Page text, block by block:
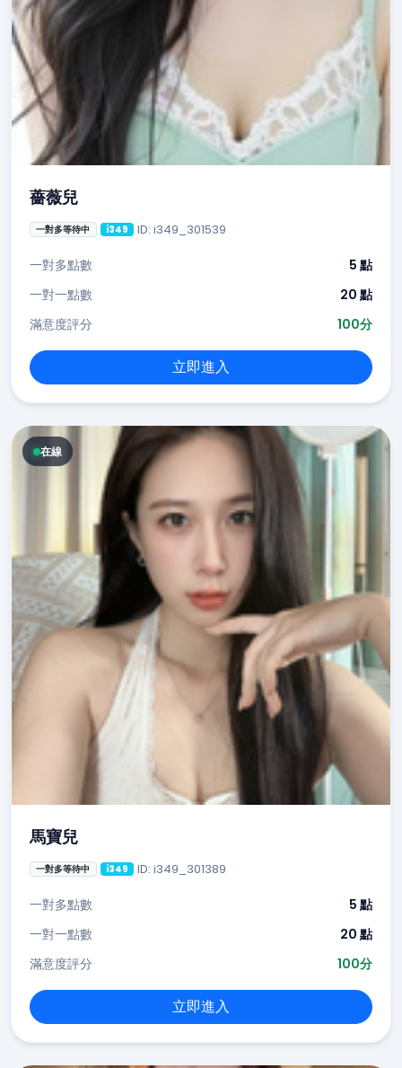
薔薇兒
一對多等待中 i349 ID: i349_301539
一對多點數
5 點
一對一點數
20 點
滿意度評分
100分
立即進入
在線
馬寶兒
一對多等待中 i349 ID: i349_301389
一對多點數
5 點
一對一點數
20 點
滿意度評分
100分
立即進入